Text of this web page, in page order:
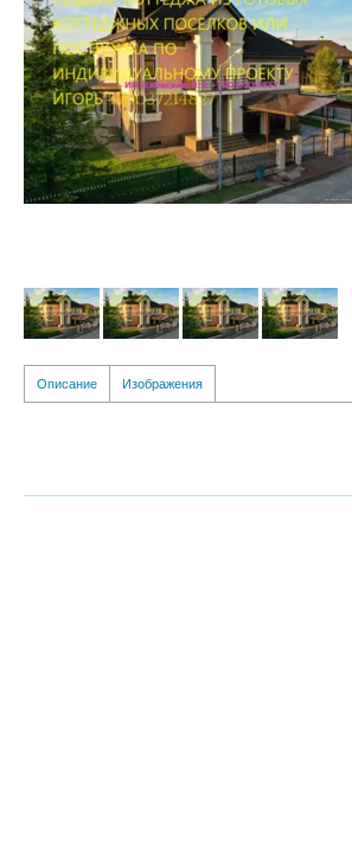
Описание Изображения